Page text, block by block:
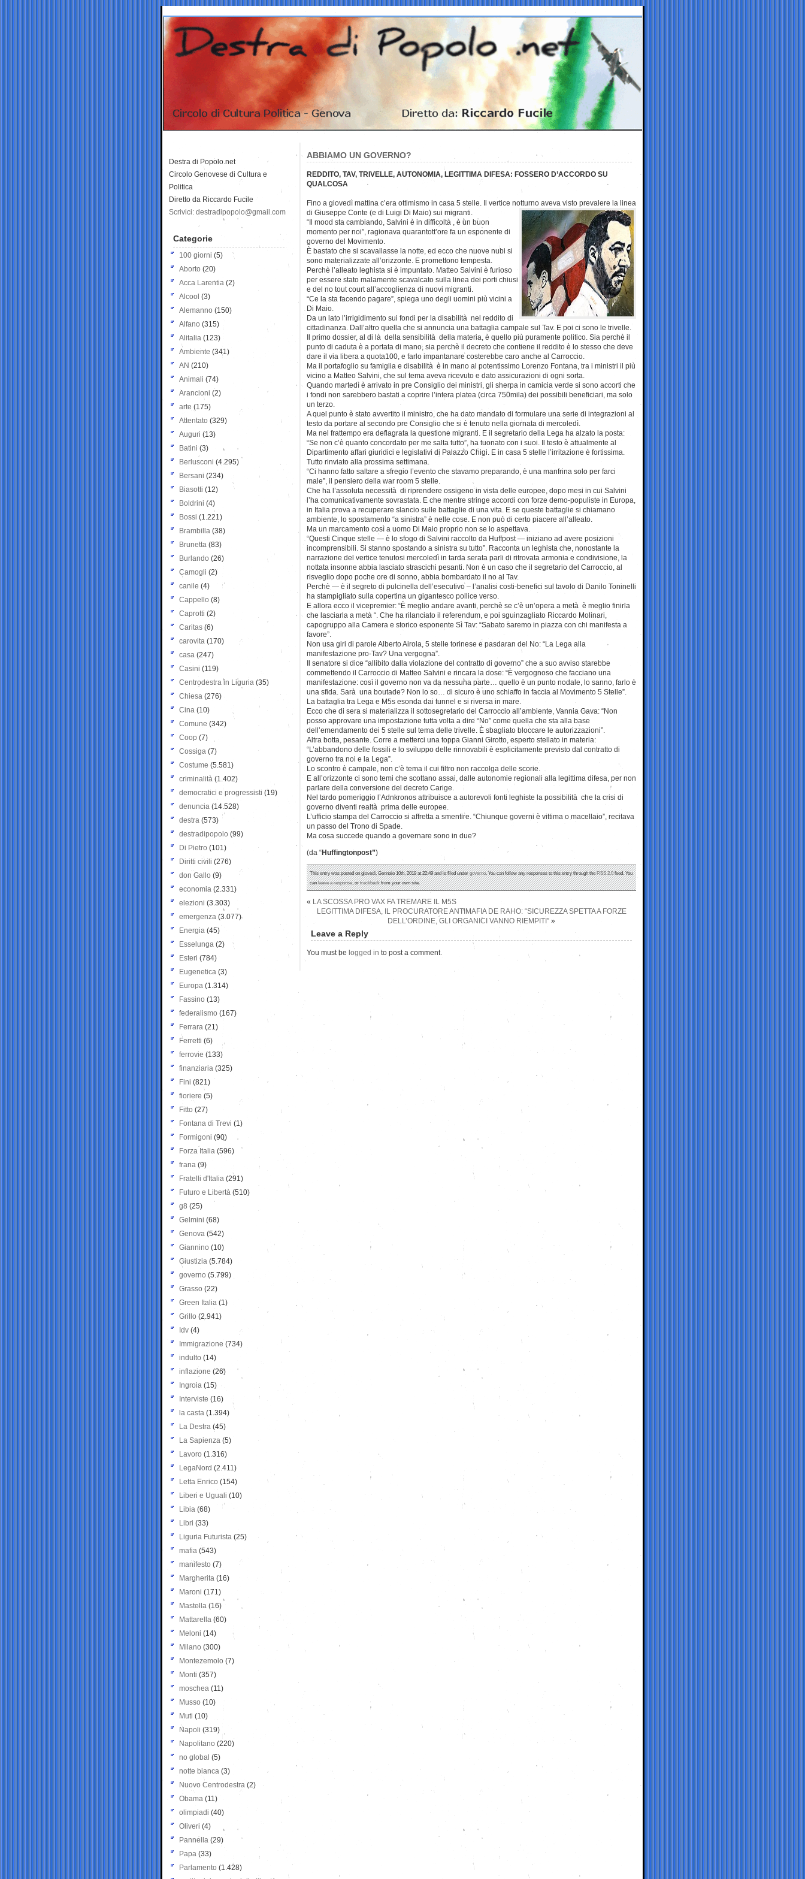
ABBIAMO UN GOVERNO?
REDDITO, TAV, TRIVELLE, AUTONOMIA, LEGITTIMA DIFESA: FOSSERO D’ACCORDO SU
QUALCOSA
Fino a giovedì mattina c’era ottimismo in casa 5 stelle. Il vertice notturno aveva visto prevalere la linea
di Giuseppe Conte (e di Luigi Di Maio) sui migranti.
“Il mood sta cambiando, Salvini è in difficoltà , è un buon
momento per noi”, ragionava quarantott’ore fa un esponente di
governo del Movimento.
È bastato che si scavallasse la notte, ed ecco che nuove nubi si
sono materializzate all’orizzonte. E promettono tempesta.
Perchè l’alleato leghista si è impuntato. Matteo Salvini è furioso
per essere stato malamente scavalcato sulla linea dei porti chiusi
e del no tout court all’accoglienza di nuovi migranti.
“Ce la sta facendo pagare”, spiega uno degli uomini più vicini a
Di Maio.
Da un lato l’irrigidimento sui fondi per la disabilità nel reddito di
cittadinanza. Dall’altro quella che si annuncia una battaglia campale sul Tav. E poi ci sono le trivelle.
Il primo dossier, al di là della sensibilità della materia, è quello più puramente politico. Sia perchè il
punto di caduta è a portata di mano, sia perchè il decreto che contiene il reddito è lo stesso che deve
dare il via libera a quota100, e farlo impantanare costerebbe caro anche al Carroccio.
Ma il portafoglio su famiglia e disabilità è in mano al potentissimo Lorenzo Fontana, tra i ministri il più
vicino a Matteo Salvini, che sul tema aveva ricevuto e dato assicurazioni di ogni sorta.
Quando martedì è arrivato in pre Consiglio dei ministri, gli sherpa in camicia verde si sono accorti che
i fondi non sarebbero bastati a coprire l’intera platea (circa 750mila) dei possibili beneficiari, ma solo
un terzo.
A quel punto è stato avvertito il ministro, che ha dato mandato di formulare una serie di integrazioni al
testo da portare al secondo pre Consiglio che si è tenuto nella giornata di mercoledì.
Ma nel frattempo era deflagrata la questione migranti. E il segretario della Lega ha alzato la posta:
“Se non c’è quanto concordato per me salta tutto”, ha tuonato con i suoi. Il testo è attualmente al
Dipartimento affari giuridici e legislativi di Palazzo Chigi. E in casa 5 stelle l’irritazione è fortissima.
Tutto rinviato alla prossima settimana.
“Ci hanno fatto saltare a sfregio l’evento che stavamo preparando, è una manfrina solo per farci
male”, il pensiero della war room 5 stelle.
Che ha l’assoluta necessità di riprendere ossigeno in vista delle europee, dopo mesi in cui Salvini
l’ha comunicativamente sovrastata. E che mentre stringe accordi con forze demo-populiste in Europa,
in Italia prova a recuperare slancio sulle battaglie di una vita. E se queste battaglie si chiamano
ambiente, lo spostamento “a sinistra” è nelle cose. E non può di certo piacere all’alleato.
Ma un marcamento così a uomo Di Maio proprio non se lo aspettava.
“Questi Cinque stelle — è lo sfogo di Salvini raccolto da Huffpost — iniziano ad avere posizioni
incomprensibili. Si stanno spostando a sinistra su tutto”. Racconta un leghista che, nonostante la
narrazione del vertice tenutosi mercoledì in tarda serata parli di ritrovata armonia e condivisione, la
nottata insonne abbia lasciato strascichi pesanti. Non è un caso che il segretario del Carroccio, al
risveglio dopo poche ore di sonno, abbia bombardato il no al Tav.
Perchè — è il segreto di pulcinella dell’esecutivo – l’analisi costi-benefici sul tavolo di Danilo Toninelli
ha stampigliato sulla copertina un gigantesco pollice verso.
E allora ecco il vicepremier: “È meglio andare avanti, perchè se c’è un’opera a metà è meglio finirla
che lasciarla a metà “. Che ha rilanciato il referendum, e poi sguinzagliato Riccardo Molinari,
capogruppo alla Camera e storico esponente Sì Tav: “Sabato saremo in piazza con chi manifesta a
favore”.
Non usa giri di parole Alberto Airola, 5 stelle torinese e pasdaran del No: “La Lega alla
manifestazione pro-Tav? Una vergogna”.
Il senatore si dice “allibito dalla violazione del contratto di governo” che a suo avviso starebbe
commettendo il Carroccio di Matteo Salvini e rincara la dose: “È vergognoso che facciano una
manifestazione: così il governo non va da nessuna parte… quello è un punto nodale, lo sanno, farlo è
una sfida. Sarà una boutade? Non lo so… di sicuro è uno schiaffo in faccia al Movimento 5 Stelle”.
La battaglia tra Lega e M5s esonda dai tunnel e si riversa in mare.
Ecco che di sera si materializza il sottosegretario del Carroccio all’ambiente, Vannia Gava: “Non
posso approvare una impostazione tutta volta a dire “No” come quella che sta alla base
dell’emendamento dei 5 stelle sul tema delle trivelle. È sbagliato bloccare le autorizzazioni”.
Altra botta, pesante. Corre a metterci una toppa Gianni Girotto, esperto stellato in materia:
“L’abbandono delle fossili e lo sviluppo delle rinnovabili è esplicitamente previsto dal contratto di
governo tra noi e la Lega”.
Lo scontro è campale, non c’è tema il cui filtro non raccolga delle scorie.
E all’orizzonte ci sono temi che scottano assai, dalle autonomie regionali alla legittima difesa, per non
parlare della conversione del decreto Carige.
Nel tardo pomeriggio l’Adnkronos attribuisce a autorevoli fonti leghiste la possibilità che la crisi di
governo diventi realtà prima delle europee.
L’ufficio stampa del Carroccio si affretta a smentire. “Chiunque governi è vittima o macellaio”, recitava
un passo del Trono di Spade.
Ma cosa succede quando a governare sono in due?
(da “Huffingtonpost”)
This entry was posted on giovedì, Gennaio 10th, 2019 at 22:49 and is filed undergoverno. You can follow any responses to this entry through theRSS 2.0feed. You
canleave a response, ortrackbackfrom your own site.
« LA SCOSSA PRO VAX FA TREMARE IL M5S
LEGITTIMA DIFESA, IL PROCURATORE ANTIMAFIA DE RAHO: “SICUREZZA SPETTA A FORZE
DELL’ORDINE, GLI ORGANICI VANNO RIEMPITI” »
Leave a Reply
You must be logged in to post a comment.
Destra di Popolo.net
Circolo Genovese di Cultura e
Politica
Diretto da Riccardo Fucile
Scrivici: destradipopolo@gmail.com
Categorie
100 giorni (5)
Aborto (20)
Acca Larentia (2)
Alcool (3)
Alemanno (150)
Alfano (315)
Alitalia (123)
Ambiente (341)
AN (210)
Animali (74)
Arancioni (2)
arte (175)
Attentato (329)
Auguri (13)
Batini (3)
Berlusconi (4.295)
Bersani (234)
Biasotti (12)
Boldrini (4)
Bossi (1.221)
Brambilla (38)
Brunetta (83)
Burlando (26)
Camogli (2)
canile (4)
Cappello (8)
Caprotti (2)
Caritas (6)
carovita (170)
casa (247)
Casini (119)
Centrodestra in Liguria (35)
Chiesa (276)
Cina (10)
Comune (342)
Coop (7)
Cossiga (7)
Costume (5.581)
criminalità (1.402)
democratici e progressisti (19)
denuncia (14.528)
destra (573)
destradipopolo (99)
Di Pietro (101)
Diritti civili (276)
don Gallo (9)
economia (2.331)
elezioni (3.303)
emergenza (3.077)
Energia (45)
Esselunga (2)
Esteri (784)
Eugenetica (3)
Europa (1.314)
Fassino (13)
federalismo (167)
Ferrara (21)
Ferretti (6)
ferrovie (133)
finanziaria (325)
Fini (821)
fioriere (5)
Fitto (27)
Fontana di Trevi (1)
Formigoni (90)
Forza Italia (596)
frana (9)
Fratelli d'Italia (291)
Futuro e Libertà (510)
g8 (25)
Gelmini (68)
Genova (542)
Giannino (10)
Giustizia (5.784)
governo (5.799)
Grasso (22)
Green Italia (1)
Grillo (2.941)
Idv (4)
Immigrazione (734)
indulto (14)
inflazione (26)
Ingroia (15)
Interviste (16)
la casta (1.394)
La Destra (45)
La Sapienza (5)
Lavoro (1.316)
LegaNord (2.411)
Letta Enrico (154)
Liberi e Uguali (10)
Libia (68)
Libri (33)
Liguria Futurista (25)
mafia (543)
manifesto (7)
Margherita (16)
Maroni (171)
Mastella (16)
Mattarella (60)
Meloni (14)
Milano (300)
Montezemolo (7)
Monti (357)
moschea (11)
Musso (10)
Muti (10)
Napoli (319)
Napolitano (220)
no global (5)
notte bianca (3)
Nuovo Centrodestra (2)
Obama (11)
olimpiadi (40)
Oliveri (4)
Pannella (29)
Papa (33)
Parlamento (1.428)